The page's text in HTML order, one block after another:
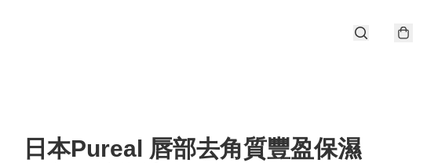
日本Pureal 唇部去角質豐盈保濕